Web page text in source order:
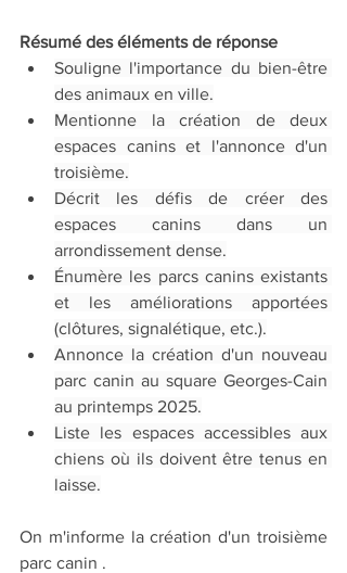
Résumé des éléments de réponse
Souligne l'importance du bien-être
des animaux en ville.
Mentionne la création de deux
espaces canins et l'annonce d'un
troisième.
Décrit les défis de créer des
espaces canins dans un
arrondissement dense.
Énumère les parcs canins existants
et les améliorations apportées
(clôtures, signalétique, etc.).
Annonce la création d'un nouveau
parc canin au square Georges-Cain
au printemps 2025.
Liste les espaces accessibles aux
chiens où ils doivent être tenus en
laisse.
On m'informe la création d'un troisième
parc canin .